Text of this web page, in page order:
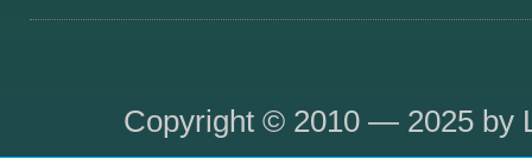
Copyright © 2010 — 2025 by